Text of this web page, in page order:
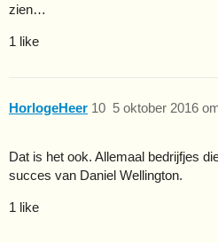
zien…
1 like
HorlogeHeer 5 oktober 2016
10
Dat is het ook. Allemaal bedrijfjes
succes van Daniel Wellington.
1 like